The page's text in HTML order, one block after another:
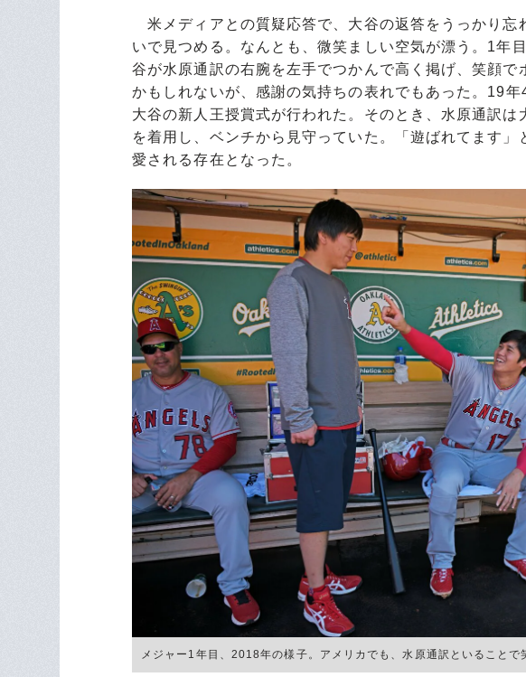
米メディアとの質疑応答で、大谷の返答をうっかり忘
いで見つめる。なんとも、微笑ましい空気が漂う。1年
谷が水原通訳の右腕を左手でつかんで高く掲げ、笑顔
かもしれないが、感謝の気持ちの表れでもあった。19
大谷の新人王授賞式が行われた。そのとき、水原通訳
を着用し、ベンチから見守っていた。「遊ばれてます
愛される存在となった。
メジャー1年目、2018年の様子。アメリカでも、水原通訳といること